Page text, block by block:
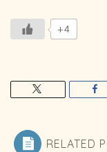
+4
RELATED